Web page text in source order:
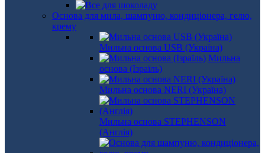
Основа для мила, шампуню, кондиціонера, гелю,
крему
Мильна основа USB (Україна)
Мильна
основа (Ізраїль)
Мильна основа NERI (Україна)
Мильна основа STEPHENSON
(Англія)